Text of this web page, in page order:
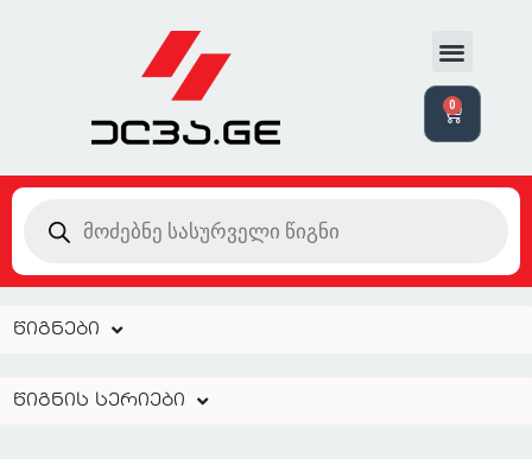
0
წიგნები
წიგნის სერიები